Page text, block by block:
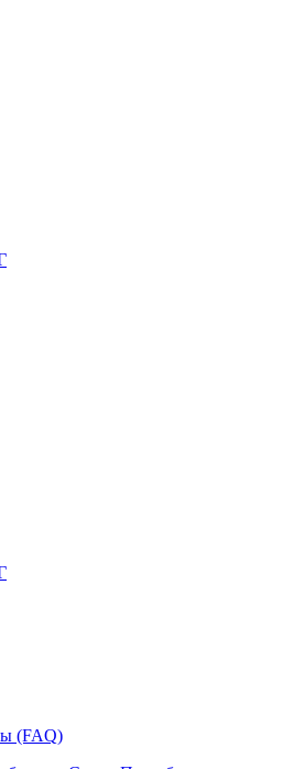
(FAQ)